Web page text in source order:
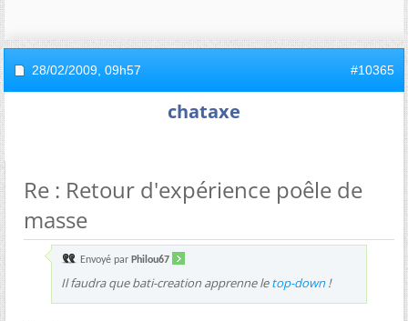
28/02/2009, 09h57 #10365
chataxe
Re : Retour d'expérience poêle de
masse
Envoyé par Philou67
Il faudra que bati-creation apprenne letop-down!